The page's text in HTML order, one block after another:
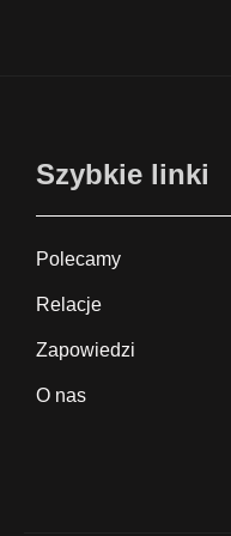
Szybkie linki
Polecamy
Relacje
Zapowiedzi
O nas